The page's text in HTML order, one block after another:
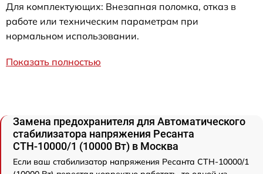
Для комплектующих: Внезапная поломка, отказ в
работе или техническим параметрам при
нормальном использовании.
Показать полностью
Замена предохранителя для Автоматического
стабилизатора напряжения Ресанта
СТН-10000/1 (10000 Вт) в Москва
Если ваш стабилизатор напряжения Ресанта СТН-10000/1